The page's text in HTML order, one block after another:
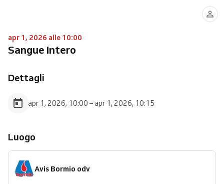
apr 1, 2026 alle 10:00
Sangue Intero
Dettagli
apr 1, 2026, 10:00 – apr 1, 2026, 10:15
Luogo
Avis Bormio odv